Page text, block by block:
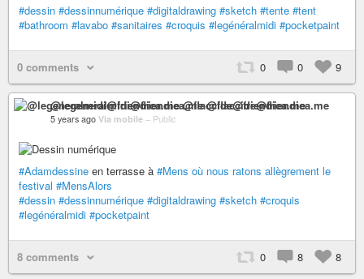
#dessin #dessinnumérique #digitaldrawing #sketch #tente #tent
#bathroom #lavabo #sanitaires #croquis #legénéralmidi #pocketpaint
0 comments 0 0 9
@legeneralmidi@friendica.me @flaccide@friendica.me
5 years ago Via mobile – Public
#Adamdessine en terrasse à #Mens où nous ratons allègrement le
festival #MensAlors
#dessin #dessinnumérique #digitaldrawing #sketch #croquis
#legénéralmidi #pocketpaint
8 comments 0 8 8